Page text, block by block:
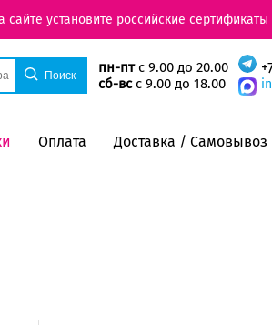
установите российские
пн-птс 9.00 до 20.00
сб-всс 9.00 до 18.00
Оплата Доставка / Самовывоз